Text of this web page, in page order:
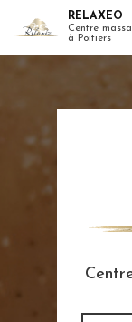
RELAXEO
Centre massage, spa et piscine
à Poitiers